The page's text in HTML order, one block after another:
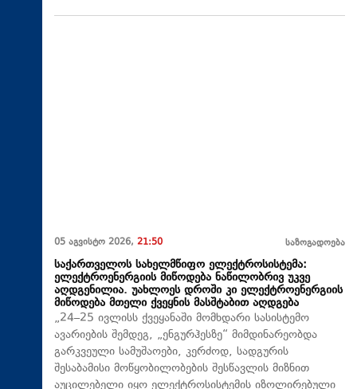
05 აგვისტო 2026, 21:50 საზოგადოება
საქართველოს სახელმწიფო ელექტროსისტემა:
ელექტროენერგიის მიწოდება ნაწილობრივ უკვე
აღდგენილია. უახლოეს დროში კი ელექტროენერგიის
მიწოდება მთელი ქვეყნის მასშტაბით აღდგება
„24–25 ივლისს ქვეყანაში მომხდარი სასისტემო
ავარიების შემდეგ, „ენგურჰესზე“ მიმდინარეობდა
გარკვეული სამუშაოები, კერძოდ, სადგურის
შესაბამისი მოწყობილობების შესწავლის მიზნით
აუცილებელი იყო ელექტროსისტემის იზოლირებული